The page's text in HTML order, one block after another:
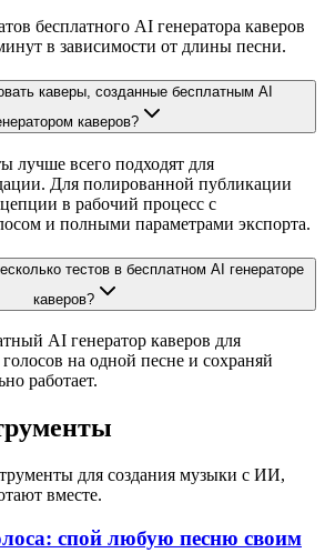
бесплатного AI генератора каверов
в зависимости от длины песни.
каверы, созданные бесплатным AI
каверов?
лучше всего подходят для
Для полированной публикации
в рабочий процесс с
и полными параметрами экспорта.
тестов в бесплатном AI генераторе
каверов?
AI генератор каверов для
на одной песне и сохраняй
работает.
для создания музыки с ИИ,
вместе.
спой любую песню своим